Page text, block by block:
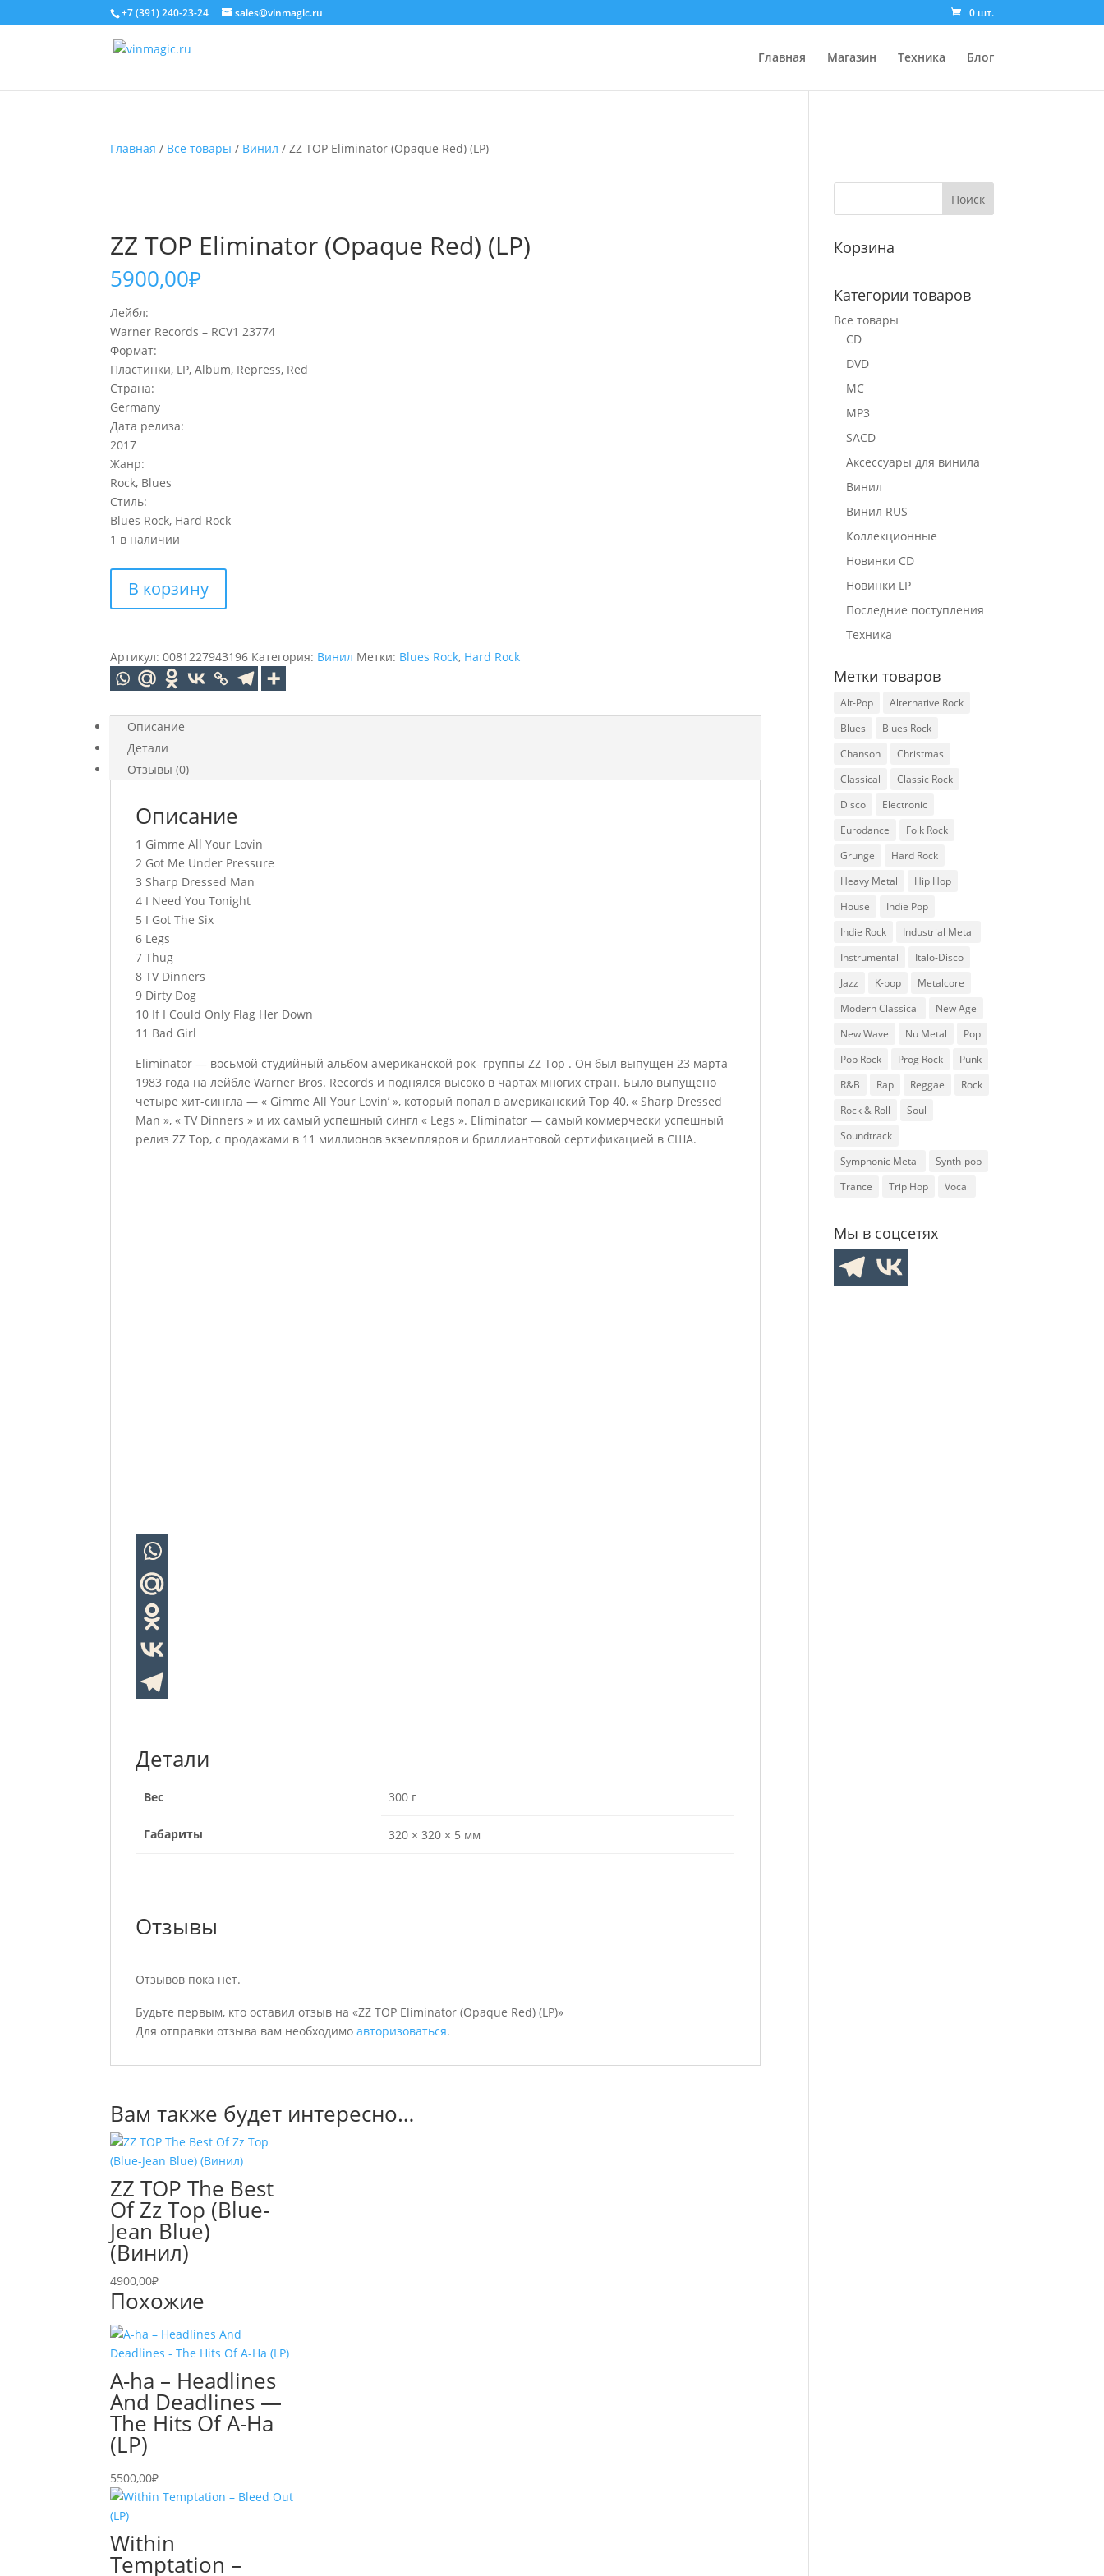
+7 (391) 240-23-24 sales@vinmagic.ru 0 шт.
Главная Магазин Техника Блог
Главная / Все товары / Винил / ZZ TOP Eliminator (Opaque Red) (LP)
ZZ TOP Eliminator (Opaque Red) (LP)
5900,00₽
Лейбл:
Warner Records – RCV1 23774
Формат:
Пластинки, LP, Album, Repress, Red
Страна:
Germany
Дата релиза:
2017
Жанр:
Rock, Blues
Стиль:
Blues Rock, Hard Rock
1 в наличии
товара
ZZ
Eliminator
(Opaque
Red)
В корзину
Артикул:0081227943196 Категория: Винил Метки: Blues Rock, Hard Rock
Описание
Детали
Отзывы (0)
Описание
1 Gimme All Your Lovin
2 Got Me Under Pressure
3 Sharp Dressed Man
4 I Need You Tonight
5 I Got The Six
6 Legs
7 Thug
8 TV Dinners
9 Dirty Dog
10 If I Could Only Flag Her Down
11 Bad Girl
Eliminator — восьмой студийный альбом американской рок- группы ZZ Top . Он был выпущен 23 марта
1983 года на лейбле Warner Bros. Records и поднялся высоко в чартах многих стран. Было выпущено
четыре хит-сингла — « Gimme All Your Lovin’ », который попал в американский Top 40, « Sharp Dressed
Man », « TV Dinners » и их самый успешный сингл « Legs ». Eliminator — самый коммерчески успешный
релиз ZZ Top, с продажами в 11 миллионов экземпляров и бриллиантовой сертификацией в США.
Детали
Вес 300 г
Габариты 320 × 320 × 5 мм
Отзывы
Отзывов пока нет.
Будьте первым, кто оставил отзыв на «ZZ TOP Eliminator (Opaque Red) (LP)»
Для отправки отзыва вам необходимоавторизоваться.
Вам также будет интересно…
ZZ TOP The Best
Of Zz Top (Blue-
Jean Blue)
(Винил)
4900,00₽
Похожие
A-ha – Headlines
And Deadlines —
The Hits Of A-Ha
(LP)
5500,00₽
Within
Temptation –
Корзина
Категории товаров
Все товары
CD
DVD
MC
MP3
SACD
Аксессуары для винила
Винил
Винил RUS
Коллекционные
Новинки CD
Новинки LP
Последние поступления
Техника
Метки товаров
Alt-Pop
Alternative Rock
Blues
Blues Rock
Chanson
Christmas
Classical
Classic Rock
Disco
Electronic
Eurodance
Folk Rock
Grunge
Hard Rock
Heavy Metal
Hip Hop
House
Indie Pop
Indie Rock
Industrial Metal
Instrumental
Italo-Disco
Jazz
K-pop
Metalcore
Modern Classical
New Age
New Wave
Nu Metal
Pop
Pop Rock
Prog Rock
Punk
R&B
Rap Reggae
Rock
Rock & Roll
Soul
Soundtrack
Symphonic Metal
Synth-pop
Trance
Trip Hop Vocal
Мы в соцсетях